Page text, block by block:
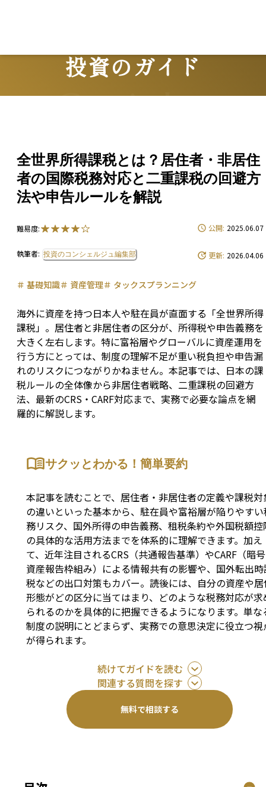
投資のガイド
Guide
全世界所得課税とは？居住者・非居住
者の国際税務対応と二重課税の回避方
法や申告ルールを解説
難易度:
執筆者: 投資のコンシェルジュ編集部
公開: 2025.06.07
更新: 2026.04.06
＃ 基礎知識＃ 資産管理＃ タックスプランニング
海外に資産を持つ日本人や駐在員が直面する「全世界所得
課税」。居住者と非居住者の区分が、所得税や申告義務を
大きく左右します。特に富裕層やグローバルに資産運用を
行う方にとっては、制度の理解不足が重い税負担や申告漏
れのリスクにつながりかねません。本記事では、日本の課
税ルールの全体像から非居住者戦略、二重課税の回避方
法、最新のCRS・CARF対応まで、実務で必要な論点を網
羅的に解説します。
サクッとわかる！簡単要約
本記事を読むことで、居住者・非居住者の定義や課税対
の違いといった基本から、駐在員や富裕層が陥りやす
務リスク、国外所得の申告義務、租税条約や外国税額控
の具体的な活用方法までを体系的に理解できます。加え
て、近年注目されるCRS（共通報告基準）やCARF（暗号
資産報告枠組み）による情報共有の影響や、国外転出
税などの出口対策もカバー。読後には、自分の資産や
形態がどの区分に当てはまり、どのような税務対応が求
られるのかを具体的に把握できるようになります。単な
制度の説明にとどまらず、実務での意思決定に役立つ視
が得られます。
続けてガイドを読む
関連する質問を探す
無料で相談する